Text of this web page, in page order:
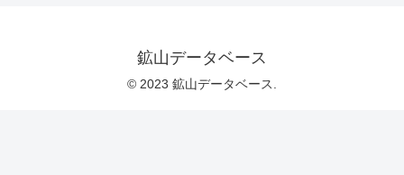
鉱山データベース
© 2023 鉱山データベース.